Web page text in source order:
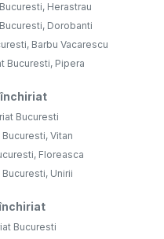
Herastrau
Dorobanti
Barbu Vacarescu
Bucuresti, Pipera
închiriat
Bucuresti
Vitan
Floreasca
Unirii
Bucuresti